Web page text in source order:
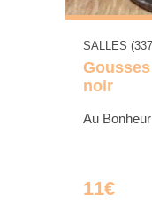
SALLES
noir
Au
11€